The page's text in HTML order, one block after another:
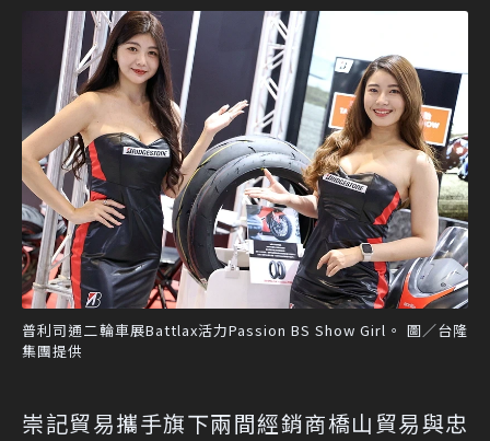
普利司通二輪車展Battlax活力Passion BS Show Girl。 圖／台隆
集團提供
崇記貿易攜手旗下兩間經銷商橋山貿易與忠